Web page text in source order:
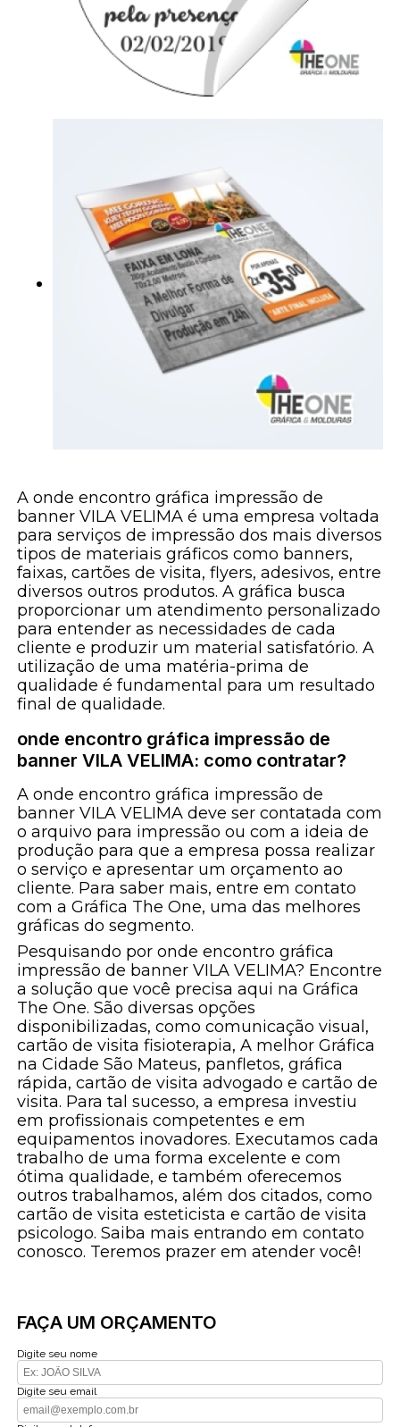
A onde encontro gráfica impressão de
banner VILA VELIMA é uma empresa voltada
para serviços de impressão dos mais diversos
tipos de materiais gráficos como banners,
faixas, cartões de visita, flyers, adesivos, entre
diversos outros produtos. A gráfica busca
proporcionar um atendimento personalizado
para entender as necessidades de cada
cliente e produzir um material satisfatório. A
utilização de uma matéria-prima de
qualidade é fundamental para um resultado
final de qualidade.
onde encontro gráfica impressão de
banner VILA VELIMA: como contratar?
A onde encontro gráfica impressão de
banner VILA VELIMA deve ser contatada com
o arquivo para impressão ou com a ideia de
produção para que a empresa possa realizar
o serviço e apresentar um orçamento ao
cliente. Para saber mais, entre em contato
com a Gráfica The One, uma das melhores
gráficas do segmento.
Pesquisando por onde encontro gráfica
impressão de banner VILA VELIMA? Encontre
a solução que você precisa aqui na Gráfica
The One. São diversas opções
disponibilizadas, como comunicação visual,
cartão de visita fisioterapia, A melhor Gráfica
na Cidade São Mateus, panfletos, gráfica
rápida, cartão de visita advogado e cartão de
visita. Para tal sucesso, a empresa investiu
em profissionais competentes e em
equipamentos inovadores. Executamos cada
trabalho de uma forma excelente e com
ótima qualidade, e também oferecemos
outros trabalhamos, além dos citados, como
cartão de visita esteticista e cartão de visita
psicologo. Saiba mais entrando em contato
conosco. Teremos prazer em atender você!
FAÇA UM ORÇAMENTO
Digite seu nome
Digite seu email